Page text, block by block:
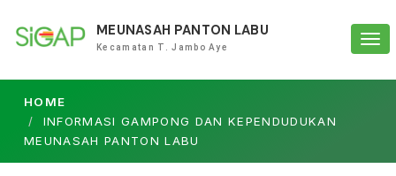
MEUNASAH PANTON LABU
Kecamatan T. Jambo Aye
HOME
INFORMASI GAMPONG DAN KEPENDUDUKAN
MEUNASAH PANTON LABU